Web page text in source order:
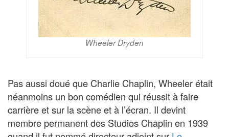
Wheeler Dryden
Pas aussi doué que Charlie Chaplin, Wheeler était
néanmoins un bon comédien qui réussit à faire
carrière et sur la scène et à l’écran. Il devint
membre permanent des Studios Chaplin en 1939